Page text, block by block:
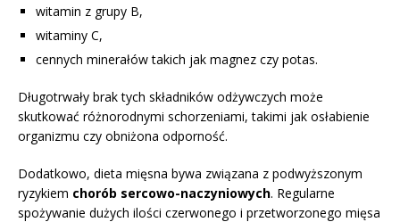
witamin z grupy B,
witaminy C,
cennych minerałów takich jak magnez czy potas.
Długotrwały brak tych składników odżywczych może
skutkować różnorodnymi schorzeniami, takimi jak osłabienie
organizmu czy obniżona odporność.
Dodatkowo, dieta mięsna bywa związana z podwyższonym
ryzykiem chorób sercowo-naczyniowych. Regularne
spożywanie dużych ilości czerwonego i przetworzonego mięsa